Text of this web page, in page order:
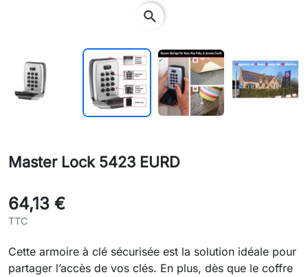
Master Lock 5423 EURD
64,13 €
TTC
Cette armoire à clé sécurisée est la solution idéale pour
partager l’accès de vos clés. En plus, dès que le coffre